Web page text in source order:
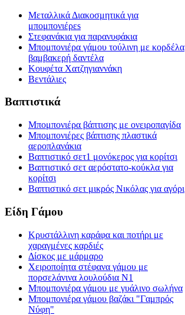
Μεταλλικά Διακοσμητικά για
μπομπονιέρεs
Στεφανάκια για παρανυφάκια
Μπομπονιέρα γάμου τούλινη με κορδέλα
βαμβακερή δαντέλα
Κουφέτα Χατζηγιαννάκη
Βεντάλιες
Βαπτιστικά
Μπομπονιέρα βάπτισης με ονειροπαγίδα
Μπομπονιέρες βάπτισης πλαστικά
αεροπλανάκια
Βαπτιστικό σετ1 μονόκερος για κορίτσι
Βαπτιστικό σετ αερόστατο-κούκλα για
κορίτσι
Βαπτιστικό σετ μικρός Νικόλας για αγόρι
Είδη Γάμου
Κρυστάλλινη καράφα και ποτήρι με
χαραγμένες καρδιές
Δίσκος με μάρμαρο
Χειροποίητα στέφανα γάμου με
πορσελάνινα λουλούδια Ν1
Μπομπονιέρα γάμου με γυάλινο σωλήνα
Μπομπονιέρα γάμου βαζάκι "Γαμπρός
Νύφη"